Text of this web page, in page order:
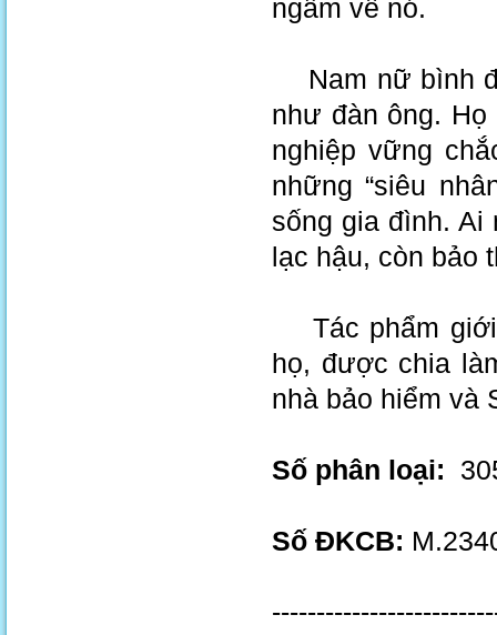
ngẫm về nó.
Nam nữ bình
như đàn ông.
nghiệp vững
những “siêu
sống gia đình.
lạc hậu, còn bảo
Tác phẩm giới
họ, được chia
nhà bảo hiểm và
Số phân loại:
Số ĐKCB: